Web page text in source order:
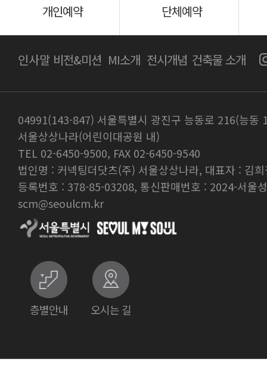
개인예약 단체예약
인사말 비전&미션 MI소개 전시개념 건축물 소개
04991(143-847) 서울특별시 광진구 능동로 216(능동
서울상상나라(어린이대공원 내)
TEL 02-6450-9500, FAX 02-6450-9540
법인명 : 커넥팅더닷츠(주) 서울상상나라, 대표자 : 김
등록번호 : 378-85-03208, 통신판매번호 : 2024-서울
scm@seoulcm.kr
층별안내 오시는 길